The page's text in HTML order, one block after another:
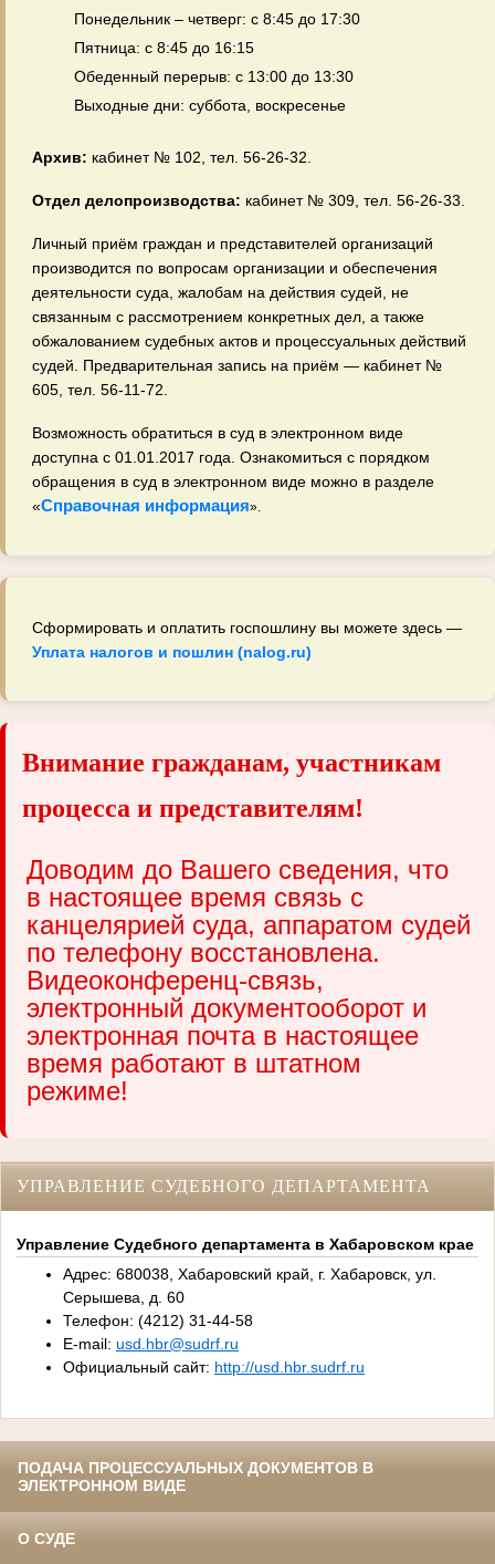
Понедельник – четверг: с 8:45 до 17:30
Пятница: с 8:45 до 16:15
Обеденный перерыв: с 13:00 до 13:30
Выходные дни: суббота, воскресенье
Архив: кабинет № 102, тел. 56‑26‑32.
Отдел делопроизводства: кабинет № 309, тел. 56‑26‑33.
Личный приём граждан и представителей организаций
производится по вопросам организации и обеспечения
деятельности суда, жалобам на действия судей, не
связанным с рассмотрением конкретных дел, а также
обжалованием судебных актов и процессуальных действий
судей. Предварительная запись на приём — кабинет №
605, тел. 56‑11‑72.
Возможность обратиться в суд в электронном виде
доступна с 01.01.2017 года. Ознакомиться с порядком
обращения в суд в электронном виде можно в разделе
«Справочная информация».
Сформировать и оплатить госпошлину вы можете здесь —
Уплата налогов и пошлин (nalog.ru)
Внимание гражданам, участникам
процесса и представителям!
Доводим до Вашего сведения, что
в настоящее время связь с
канцелярией суда, аппаратом судей
по телефону восстановлена.
Видеоконференц-связь,
электронный документооборот и
электронная почта в настоящее
время работают в штатном
режиме!
УПРАВЛЕНИЕ СУДЕБНОГО ДЕПАРТАМЕНТА
Управление Судебного департамента в Хабаровском крае
Адрес: 680038, Хабаровский край, г. Хабаровск, ул.
Серышева, д. 60
Телефон: (4212) 31-44-58
E-mail: usd.hbr@sudrf.ru
Официальный сайт: http://usd.hbr.sudrf.ru
ПОДАЧА ПРОЦЕССУАЛЬНЫХ ДОКУМЕНТОВ В
ЭЛЕКТРОННОМ ВИДЕ
О СУДЕ